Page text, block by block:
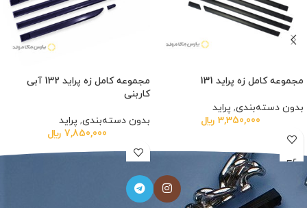
مجموعه کامل زه پراید 131
بدون دسته‌بندی, پراید
3,350,000 ﷼
مجموعه کامل زه پراید 132 آبی
کاربنی
بدون دسته‌بندی, پراید
7,850,000 ﷼